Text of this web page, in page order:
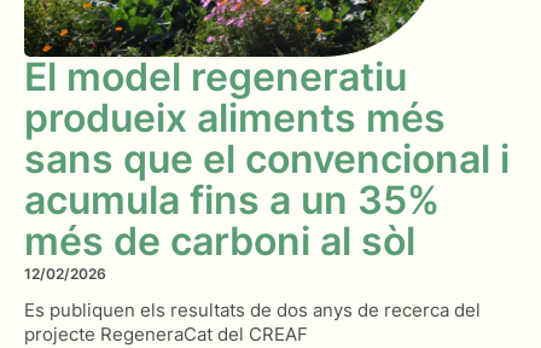
El model regeneratiu
produeix aliments més
sans que el convencional i
acumula fins a un 35%
més de carboni al sòl
12/02/2026
Es publiquen els resultats de dos anys de recerca del
projecte RegeneraCat del CREAF